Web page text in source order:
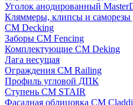
Уголок анодированный
Кляммеры, клипсы и
CM Decking
Заборы CM Fencing
Комплектующие CM Deking
Лага несущая
Ограждения CM Railing
Профиль угловой ДПК
Ступень CM STAIR
Фасадная облицовка CM